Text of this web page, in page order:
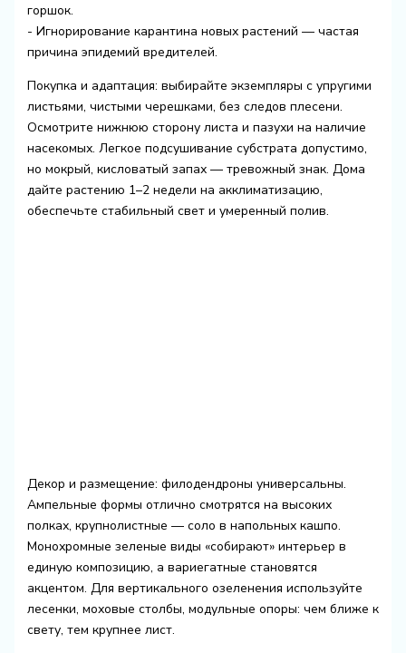
горшок.
- Игнорирование карантина новых растений — частая
причина эпидемий вредителей.
Покупка и адаптация: выбирайте экземпляры с упругими
листьями, чистыми черешками, без следов плесени.
Осмотрите нижнюю сторону листа и пазухи на наличие
насекомых. Легкое подсушивание субстрата допустимо,
но мокрый, кисловатый запах — тревожный знак. Дома
дайте растению 1–2 недели на акклиматизацию,
обеспечьте стабильный свет и умеренный полив.
Декор и размещение: филодендроны универсальны.
Ампельные формы отлично смотрятся на высоких
полках, крупнолистные — соло в напольных кашпо.
Монохромные зеленые виды «собирают» интерьер в
единую композицию, а вариегатные становятся
акцентом. Для вертикального озеленения используйте
лесенки, моховые столбы, модульные опоры: чем ближе к
свету, тем крупнее лист.